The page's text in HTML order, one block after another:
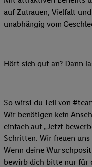
auf Zutrauen, Vielfalt
unabhängig vom
Hört sich gut an? Dann
So wirst du Teil von
Wir benötigen kein
einfach auf „Jetzt
Schritten. Wir freuen uns
Wenn deine
bewirb dich bitte nur für